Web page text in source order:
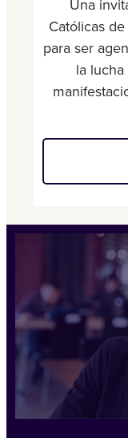
Una
Católicas
para ser
la